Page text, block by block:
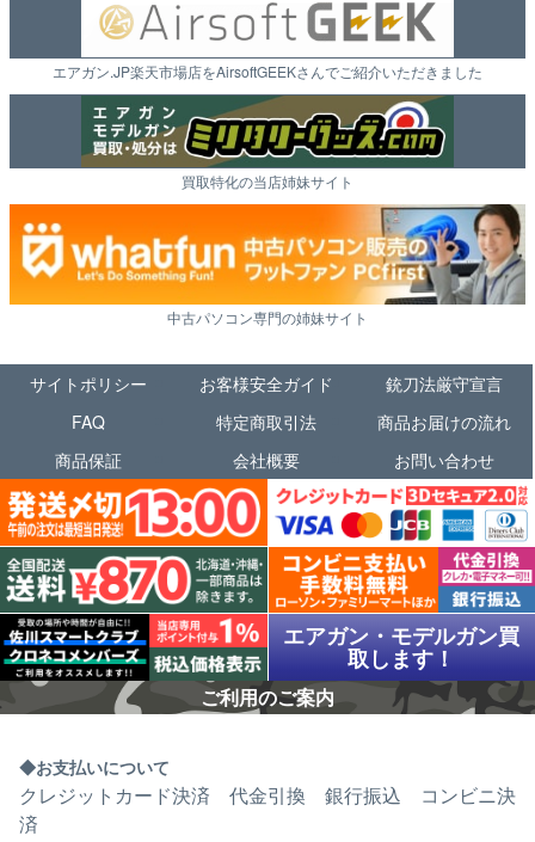
エアガン.JP楽天市場店をAirsoftGEEKさんでご紹介いただきました
買取特化の当店姉妹サイト
中古パソコン専門の姉妹サイト
サイトポリシー お客様安全ガイド
銃刀法厳守宣言
FAQ
特定商取引法
商品お届けの流れ
商品保証
会社概要 お問い合わせ
エアガン・モデルガン買
取します！
ご利用のご案内
お支払いについて
クレジットカード決済 代金引換 銀行振込 コンビニ決
済